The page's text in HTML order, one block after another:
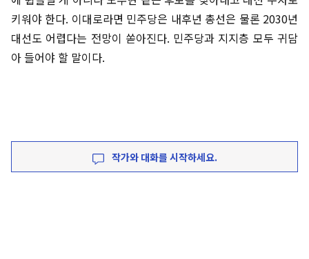
키워야 한다. 이대로라면 민주당은 내후년 총선은 물론 2030년
대선도 어렵다는 전망이 쏟아진다. 민주당과 지지층 모두 귀담
아 들어야 할 말이다.
작가와 대화를 시작하세요.